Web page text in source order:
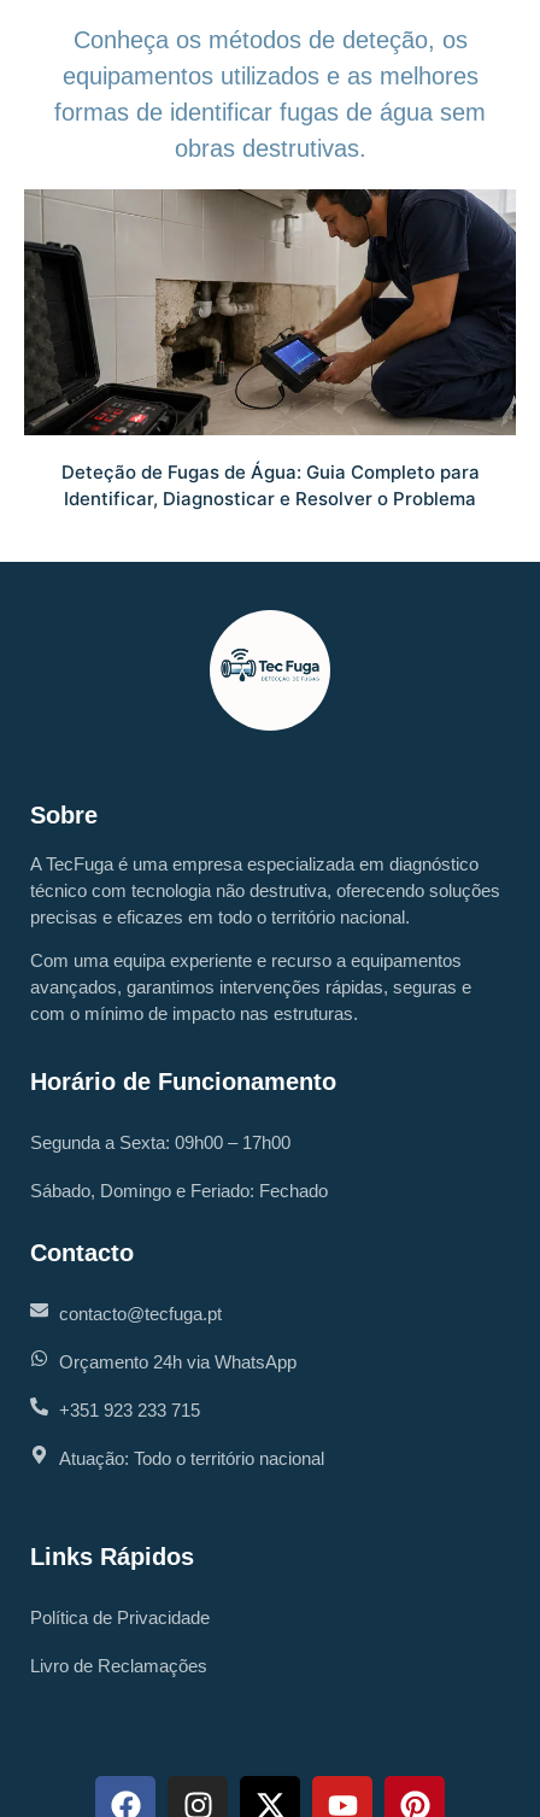
Conheça os métodos de deteção, os
equipamentos utilizados e as melhores
formas de identificar fugas de água sem
obras destrutivas.
Deteção de Fugas de Água: Guia Completo para
Identificar, Diagnosticar e Resolver o Problema
Sobre
A TecFuga é uma empresa especializada em diagnóstico
técnico com tecnologia não destrutiva, oferecendo soluções
precisas e eficazes em todo o território nacional.
Com uma equipa experiente e recurso a equipamentos
avançados, garantimos intervenções rápidas, seguras e
com o mínimo de impacto nas estruturas.
Horário de Funcionamento
Segunda a Sexta: 09h00 – 17h00
Sábado, Domingo e Feriado: Fechado
Contacto
contacto@tecfuga.pt
Orçamento 24h via WhatsApp
+351 923 233 715
Atuação: Todo o território nacional
Links Rápidos
Política de Privacidade
Livro de Reclamações